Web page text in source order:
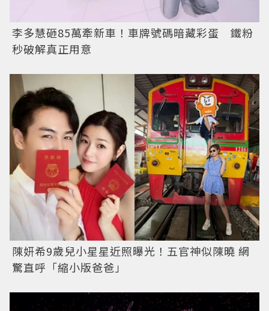
李多慧砸85萬牽新車！車牌號碼暗藏彩蛋 鐵粉
秒破解真正用意
陳妍希9歲兒小星星近照曝光！五官神似陳曉 網
驚直呼「縮小版爸爸」